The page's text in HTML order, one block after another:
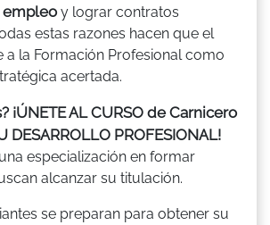
empleoy lograr contratos
estas razones hacen que el
a la Formación Profesional como
acertada.
¡ÚNETE AL CURSO de Carnicero
DESARROLLO PROFESIONAL!
especialización en formar
alcanzar su titulación.
se preparan para obtener su